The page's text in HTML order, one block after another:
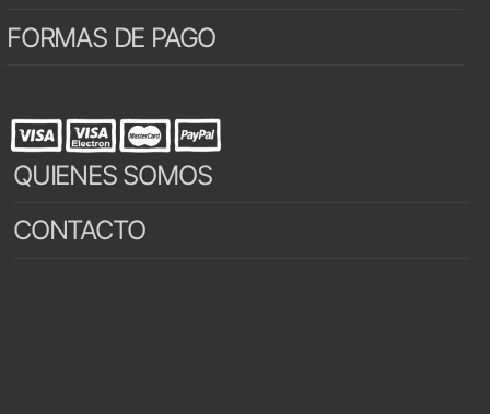
FORMAS DE PAGO
QUIENES SOMOS
CONTACTO